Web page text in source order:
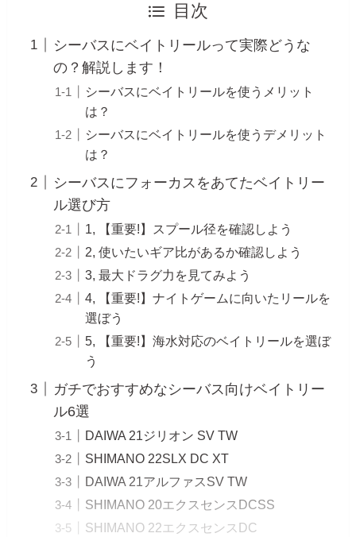
目次
シーバスにベイトリールって実際どうな
の？解説します！
シーバスにベイトリールを使うメリット
は？
シーバスにベイトリールを使うデメリット
は？
シーバスにフォーカスをあてたベイトリー
ル選び方
1, 【重要!】スプール径を確認しよう
2, 使いたいギア比があるか確認しよう
3, 最大ドラグ力を見てみよう
4, 【重要!】ナイトゲームに向いたリールを
選ぼう
5, 【重要!】海水対応のベイトリールを選ぼ
う
ガチでおすすめなシーバス向けベイトリー
ル6選
DAIWA 21ジリオン SV TW
SHIMANO 22SLX DC XT
DAIWA 21アルファスSV TW
SHIMANO 20エクスセンスDCSS
SHIMANO 22エクスセンスDC